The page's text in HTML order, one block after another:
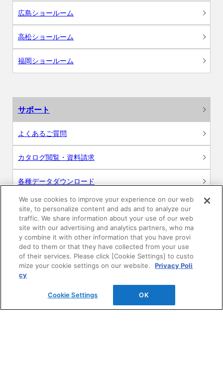
広島ショールーム
高松ショールーム
福岡ショールーム
サポート
よくあるご質問
カタログ閲覧・資料請求
各種データダウンロード
WEB見積・各種シミュレーション
交換用部品の購入
修理・点検
お問い合わせ
ログイン
We use cookies to improve your experience on our web
site, to personalize content and ads and to analyze our
traffic. We share information about your use of our web
site with our advertising and analytics partners, who ma
y combine it with other information that you have provi
ded to them or that they have collected from your use
of their services. Please click [Cookie Settings] to custo
mize your cookie settings on our website.
Privacy Poli
cy
Cookie Settings OK